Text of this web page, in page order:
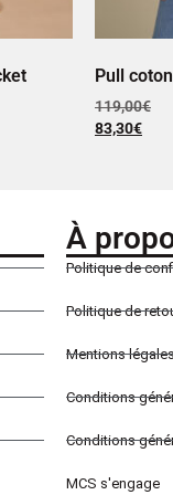
Pull
119,00€
83,30€
À
Politique de
Politique de
Mentions
Conditions
Conditions
MCS s'engage